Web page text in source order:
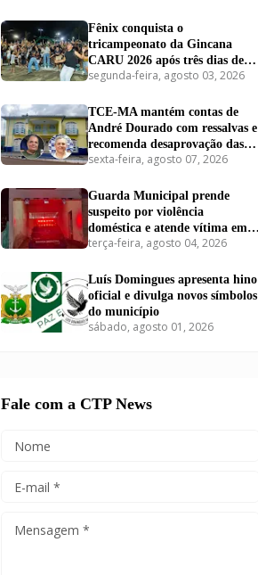
Fênix conquista o
tricampeonato da Gincana
CARU 2026 após três dias de
disputas em Carutapera
segunda-feira, agosto 03, 2026
TCE-MA mantém contas de
André Dourado com ressalvas e
recomenda desaprovação das
contas de Dr. Airton
sexta-feira, agosto 07, 2026
Guarda Municipal prende
suspeito por violência
doméstica e atende vítima em
Carutapera
terça-feira, agosto 04, 2026
Luís Domingues apresenta hino
oficial e divulga novos símbolos
do município
sábado, agosto 01, 2026
Fale com a CTP News